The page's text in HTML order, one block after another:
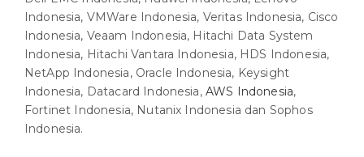
Indonesia, VMWare Indonesia, Veritas Indonesia, Cisco
Indonesia, Veaam Indonesia, Hitachi Data System
Indonesia, Hitachi Vantara Indonesia, HDS Indonesia,
NetApp Indonesia, Oracle Indonesia, Keysight
Indonesia, Datacard Indonesia, AWS Indonesia,
Fortinet Indonesia, Nutanix Indonesia dan Sophos
Indonesia.